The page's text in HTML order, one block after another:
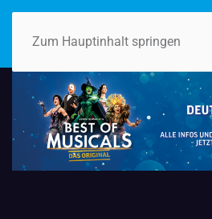
Zum Hauptinhalt springen